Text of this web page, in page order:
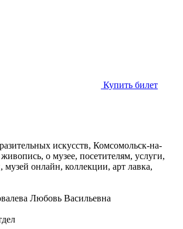
Купить билет
искусств, Комсомольск-на-
о музее, посетителям, услуги,
музей онлайн, коллекции, арт лавка,
Любовь Васильевна